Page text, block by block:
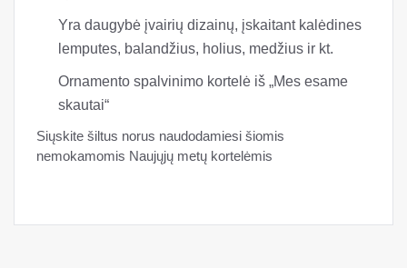
Yra daugybė įvairių dizainų, įskaitant kalėdines
lemputes, balandžius, holius, medžius ir kt.
Ornamento spalvinimo kortelė iš „Mes esame
skautai“
Siųskite šiltus norus naudodamiesi šiomis
nemokamomis Naujųjų metų kortelėmis